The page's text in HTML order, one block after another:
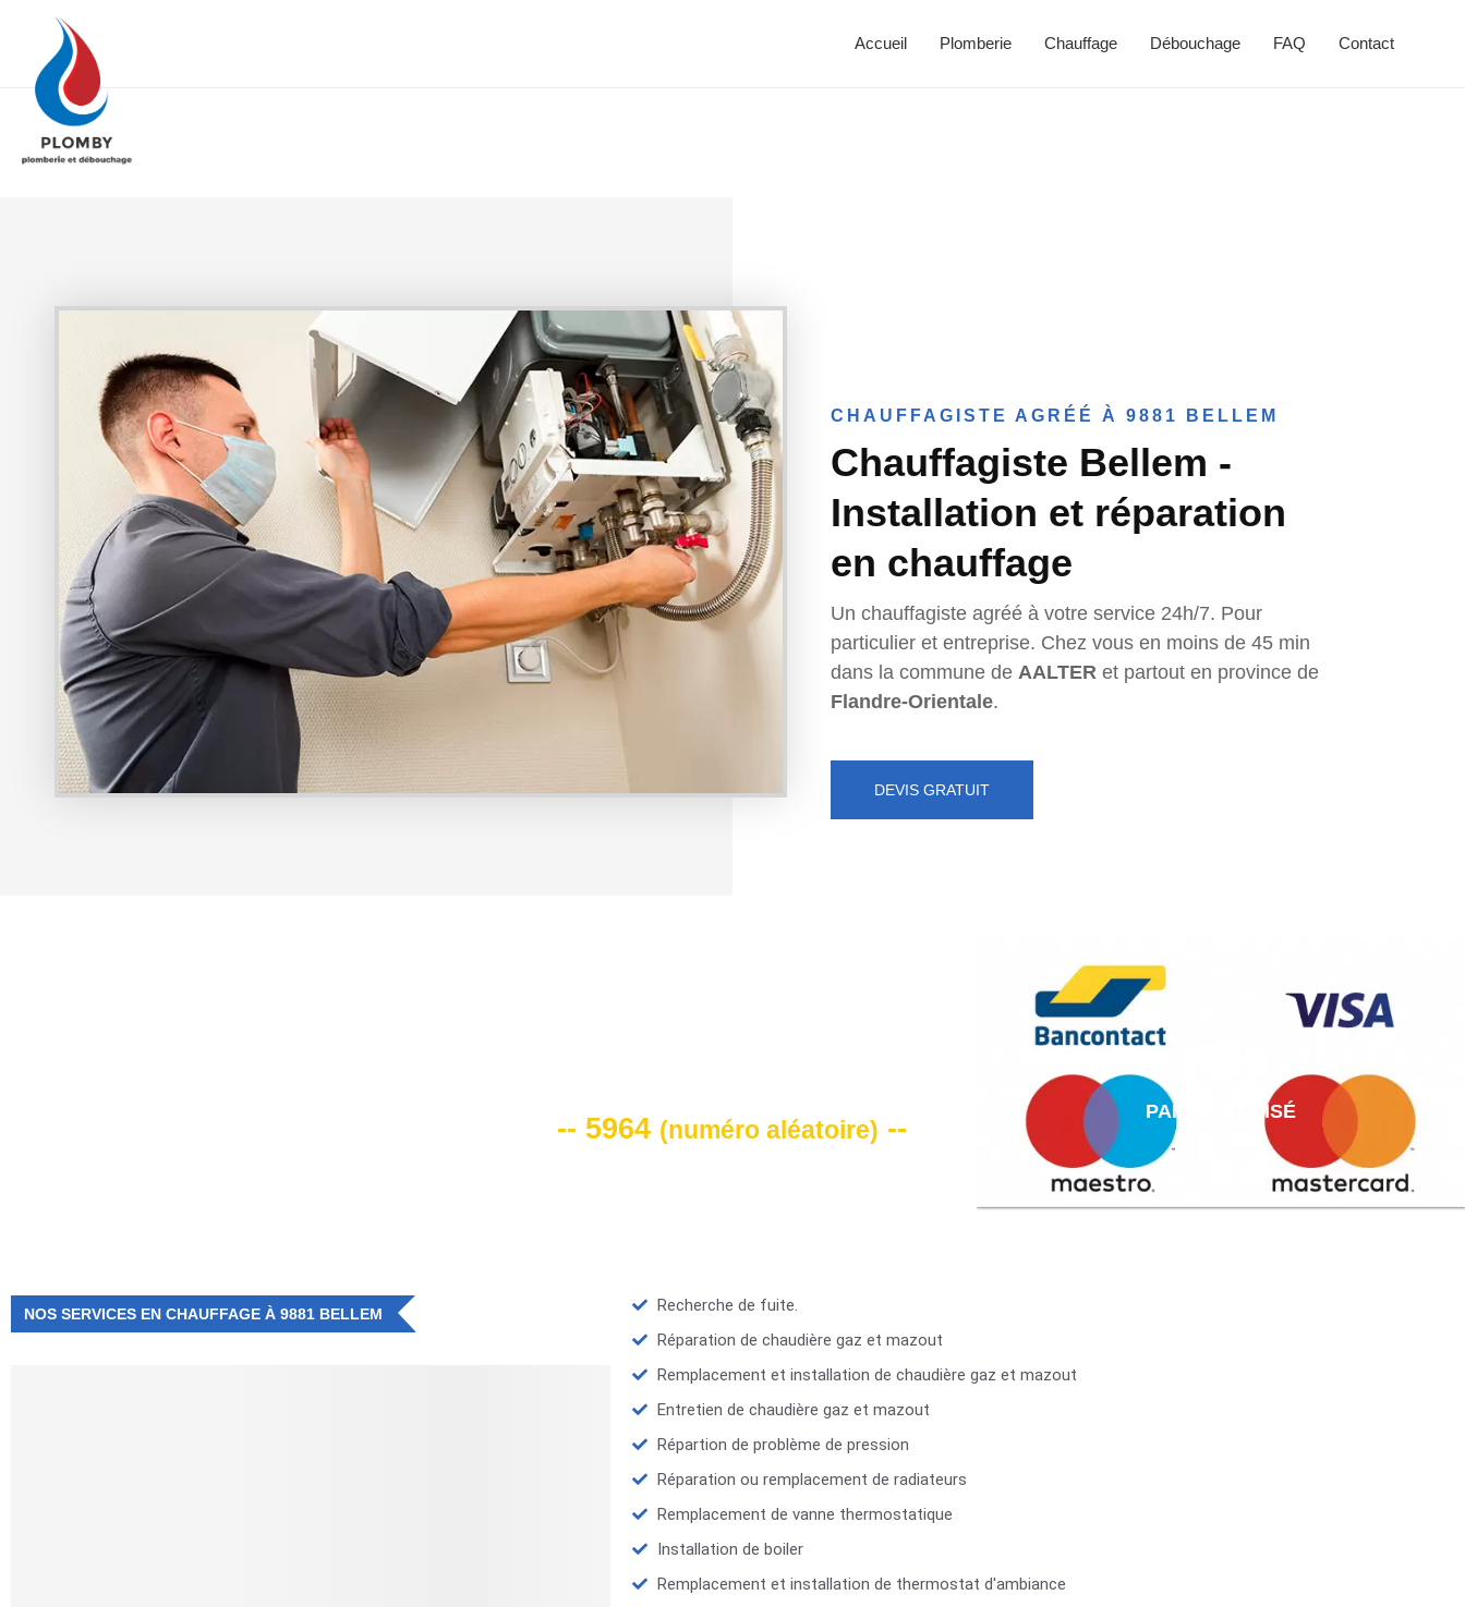
Accueil Plomberie Chauffage Débouchage FAQ Contact
CHAUFFAGISTE AGRÉÉ À 9881 BELLEM
Chauffagiste Bellem -
Installation et réparation
en chauffage
Un chauffagiste agréé à votre service 24h/7. Pour
particulier et entreprise. Chez vous en moins de 45 min
dans la commune de AALTER et partout en province de
Flandre-Orientale.
DEVIS GRATUIT
-- 5964 (numéro aléatoire) --
PAIEMENT AISÉ
NOS SERVICES EN CHAUFFAGE À 9881 BELLEM
Recherche de fuite.
Réparation de chaudière gaz et mazout
Remplacement et installation de chaudière gaz et mazout
Entretien de chaudière gaz et mazout
Répartion de problème de pression
Réparation ou remplacement de radiateurs
Remplacement de vanne thermostatique
Installation de boiler
Remplacement et installation de thermostat d'ambiance